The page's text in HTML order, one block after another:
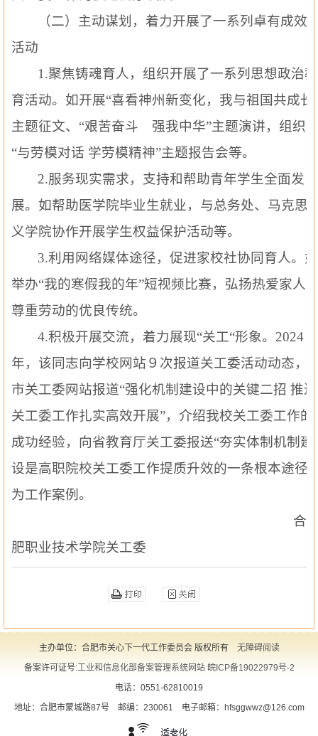
（二） 主动谋划，着力开展了一系列卓有成效
活动
1.聚焦铸魂育人，组织开展了一系列思想政治教
育活动。如开展“喜看神州新变化，我与祖国共成长
主题征文、“艰苦奋斗 强我中华”主题演讲，组织
“与劳模对话 学劳模精神”主题报告会等。
2.服务现实需求，支持和帮助青年学生全面发
展。如帮助医学院毕业生就业，与总务处、马克思
义学院协作开展学生权益保护活动等。
3.利用网络媒体途径，促进家校社协同育人。如
举办“我的寒假我的年”短视频比赛，弘扬热爱家人
尊重劳动的优良传统。
4.积极开展交流，着力展现“关工“形象。2024
年，该同志向学校网站９次报道关工委活动动态，
市关工委网站报道“强化机制建设中的关键二招 推进
关工委工作扎实高效开展”，介绍我校关工委工作的
成功经验，向省教育厅关工委报送“夯实体制机制建
设是高职院校关工委工作提质升效的一条根本途径
为工作案例。
合
肥职业技术学院关工委
主办单位：合肥市关心下一代工作委员会 版权所有
无障碍阅读
备案许可证号:工业和信息化部备案管理系统网站 皖ICP备19022979号-2
电话：0551-62810019
地址：合肥市蒙城路87号
邮编：230061 电子邮箱：hfsggwwz@126.com